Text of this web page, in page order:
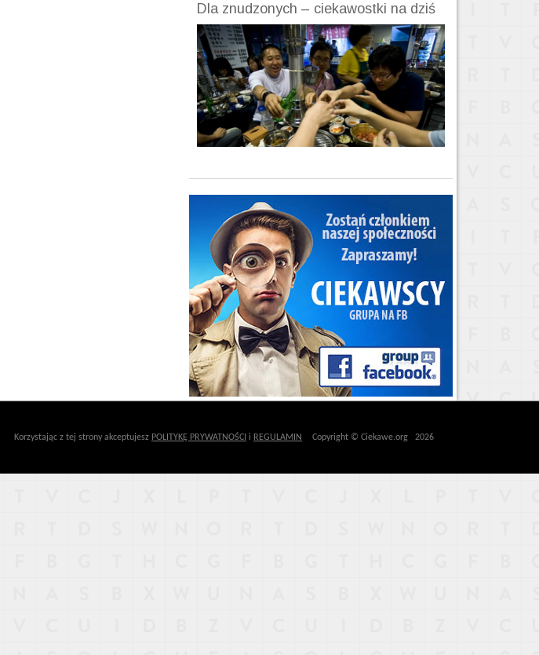
Dla znudzonych – ciekawostki na dziś
Korzystając z tej strony akceptujesz POLITYKĘ PRYWATNOŚCI i REGULAMIN Copyright © Ciekawe.org 2026